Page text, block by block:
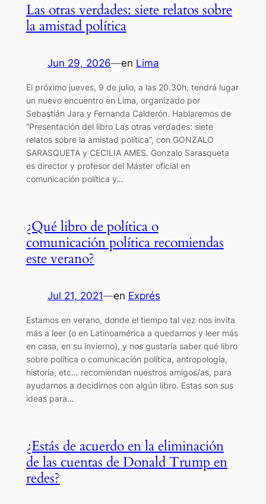
Las otras verdades: siete relatos sobre
la amistad política
Jun 29, 2026—en Lima
El próximo jueves, 9 de julio, a las 20.30h, tendrá lugar
un nuevo encuentro en Lima, organizado por
Sebastián Jara y Fernanda Calderón. Hablaremos de
“Presentación del libro Las otras verdades: siete
relatos sobre la amistad política”, con GONZALO
SARASQUETA y CECILIA AMES. Gonzalo Sarasqueta
es director y profesor del Máster oficial en
comunicación política y…
¿Qué libro de política o
comunicación política recomiendas
este verano?
Jul 21, 2021—en Exprés
Estamos en verano, donde el tiempo tal vez nos invita
más a leer (o en Latinoamérica a quedarnos y leer más
en casa, en su invierno), y nos gustaría saber qué libro
sobre política o comunicación política, antropología,
historia, etc… recomiendan nuestros amigos/as, para
ayudarnos a decidirnos con algún libro. Estas son sus
ideas para…
¿Estás de acuerdo en la eliminación
de las cuentas de Donald Trump en
redes?